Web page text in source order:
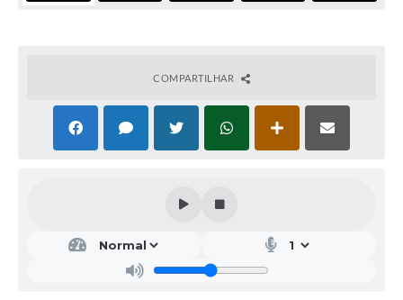
COMPARTILHAR